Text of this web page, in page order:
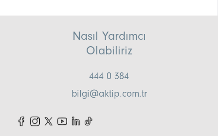
Nasıl Yardımcı
Olabiliriz
444 0 384
bilgi@aktip.com.tr